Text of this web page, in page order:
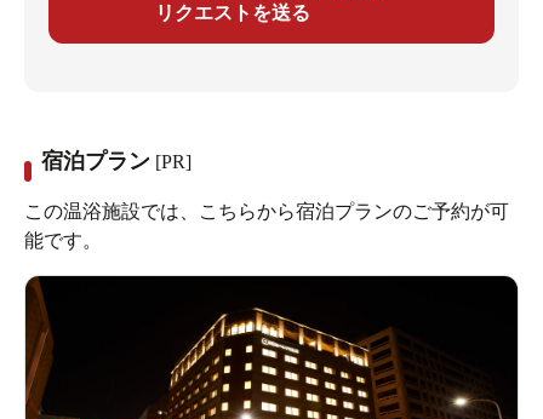
リクエストを送る
宿泊プラン [PR]
この温浴施設では、こちらから宿泊プランのご予約が可
能です。